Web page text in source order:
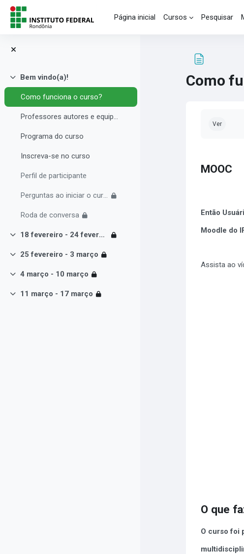
Ir para o conteúdo principal
Página inicial
Cursos Pesquisar
Contrair
Bem vindo(a)!
Como funciona o curso?
Professores autores e equipe multidisciplinar
Programa do curso
Inscreva-se no curso
Perfil de participante
Perguntas ao iniciar o curso
Roda de conversa
Contrair
18 fevereiro - 24 fevereiro
Contrair
25 fevereiro - 3 março
Contrair
4 março - 10 março
Contrair
11 março - 17 março
Como
Ver
MOOC
Então
Moodle do
Assista ao
O que
O curso foi